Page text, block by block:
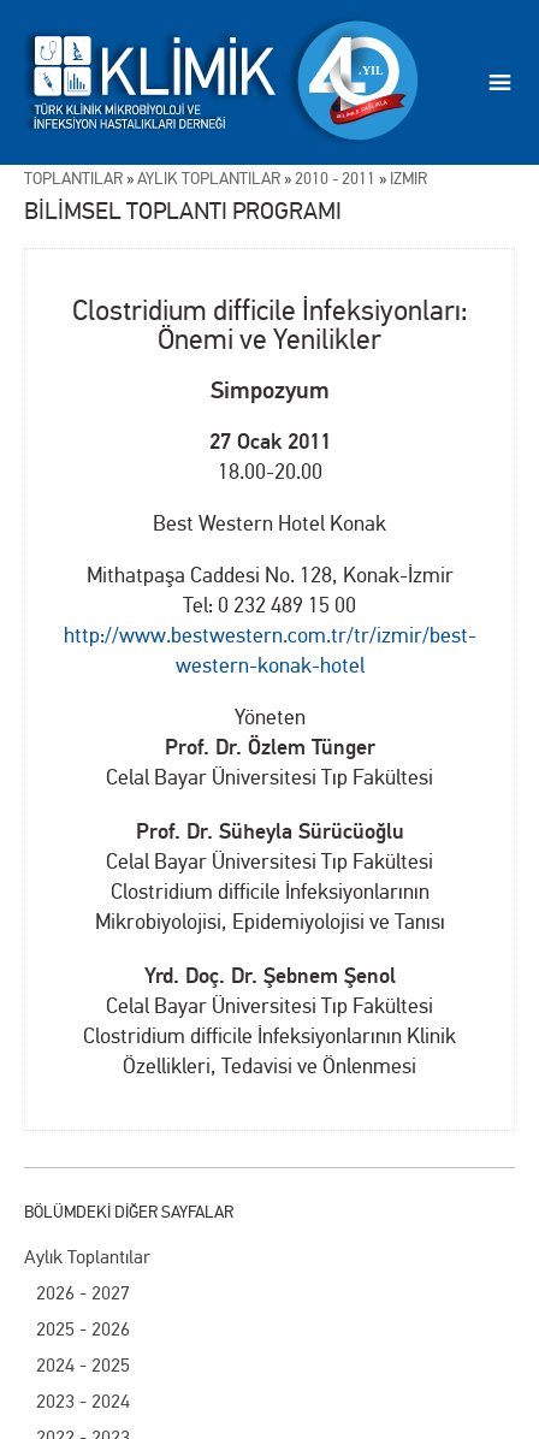
Aylık Toplantılar
2026 - 2027
2025 - 2026
2024 - 2025
2023 - 2024
TOPLANTILAR »AYLIK TOPLANTILAR »2010 - 2011 » İZMİR
BİLİMSEL TOPLANTI PROGRAMI
Clostridium difficile İnfeksiyonları:
Önemi ve Yenilikler
Simpozyum
27 Ocak 2011
18.00-20.00
Best Western Hotel Konak
Mithatpaşa Caddesi No. 128, Konak-İzmir
Tel: 0 232 489 15 00
http://www.bestwestern.com.tr/tr/izmir/best-
western-konak-hotel
Yöneten
Prof. Dr. Özlem Tünger
Celal Bayar Üniversitesi Tıp Fakültesi
Prof. Dr. Süheyla Sürücüoğlu
Celal Bayar Üniversitesi Tıp Fakültesi
Clostridium difficile İnfeksiyonlarının
Mikrobiyolojisi, Epidemiyolojisi ve Tanısı
Yrd. Doç. Dr. Şebnem Şenol
Celal Bayar Üniversitesi Tıp Fakültesi
Clostridium difficile İnfeksiyonlarının Klinik
Özellikleri, Tedavisi ve Önlenmesi